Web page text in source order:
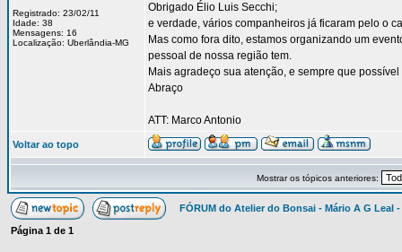
Registrado: 23/02/11
Idade: 38
Mensagens: 16
Localização: Uberlândia-MG
Obrigado Élio Luis Secchi;
e verdade, vários companheiros já ficaram pelo o
Mas como fora dito, estamos organizando um
pessoal de nossa região tem.
Mais agradeço sua atenção, e sempre que
Abraço
ATT: Marco Antonio
Voltar ao topo
Mostrar os tópicos anteriores:
FÓRUM do Atelier do Bonsai - Mário A G Leal
Página 1 de 1